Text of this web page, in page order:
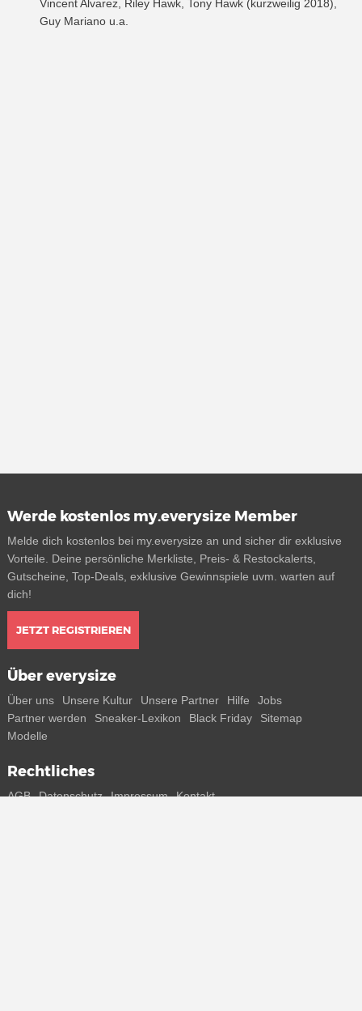
Vincent Alvarez, Riley Hawk, Tony Hawk (kurzweilig 2018),
Guy Mariano u.a.
Werde kostenlos my.everysize Member
Melde dich kostenlos bei my.everysize an und sicher dir exklusive
Vorteile. Deine persönliche Merkliste, Preis- & Restockalerts,
Gutscheine, Top-Deals, exklusive Gewinnspiele uvm. warten auf
dich!
JETZT REGISTRIEREN
Über everysize
Über uns Unsere Kultur Unsere Partner Hilfe
Jobs
Partner werden
Sneaker-Lexikon Black Friday
Sitemap
Modelle
Rechtliches
AGB Datenschutz Impressum Kontakt